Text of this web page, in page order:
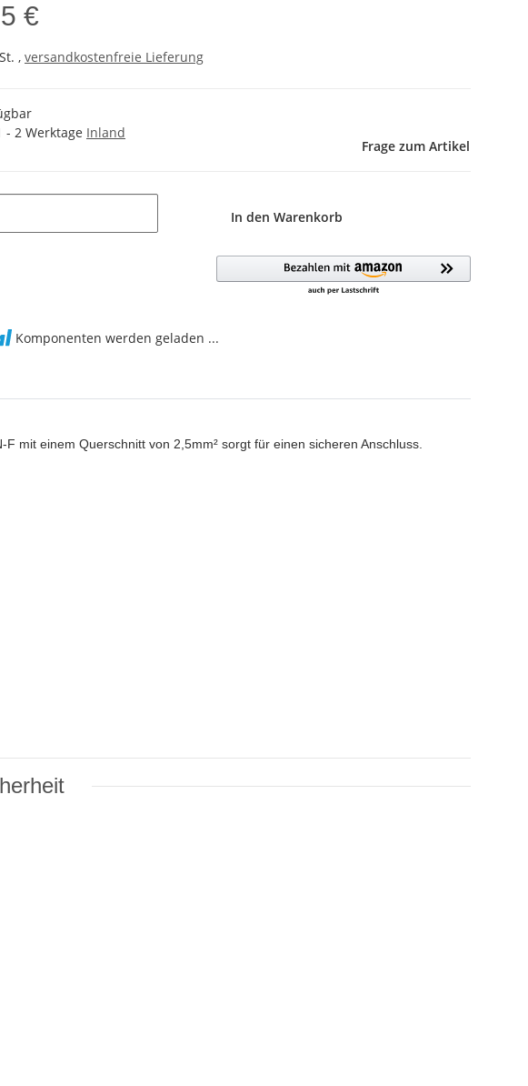
€
, versandkostenfreie Lieferung
- 2 Werktage Inland
Frage zum Artikel
In den Warenkorb
Komponenten werden geladen ...
mit einem Querschnitt von 2,5mm² sorgt für einen sicheren Anschluss.